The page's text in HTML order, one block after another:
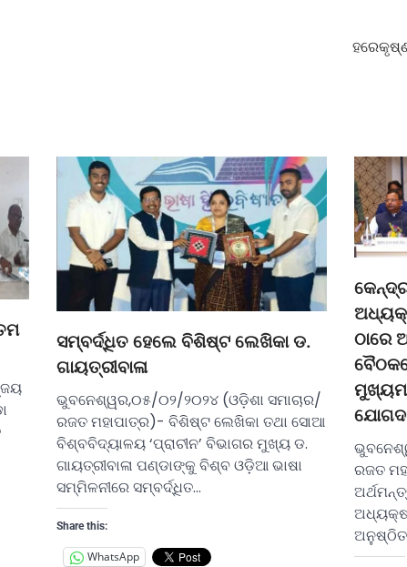
ସମ୍ବର୍ଦ୍ଧିତ ହେଲେ ବିଶିଷ୍ଟ ଲେଖିକା ଡ.
ଗାୟତ୍ରୀବାଳା
ଭୁବନେଶ୍ୱର,୦୫/୦୨/୨୦୨୪ (ଓଡ଼ିଶା ସମାଚାର/
ରଜତ ମହାପାତ୍ର)- ବିଶିଷ୍ଟ ଲେଖିକା ତଥା ସୋଆ
ବିଶ୍ବବିଦ୍ୟାଳୟ ‘ପ୍ରାଚୀନ’ ବିଭାଗର ମୁଖ୍ୟ ଡ.
ଗାୟତ୍ରୀବାଳା ପଣ୍ଡାଙ୍କୁ ବିଶ୍ବ ଓଡ଼ିଆ ଭାଷା
ସମ୍ମିଳନୀରେ ସମ୍ବର୍ଦ୍ଧିତ…
Share this:
WhatsApp
ଠାରେ
ରଜତ
ଅନୁଷ୍ଠିତ